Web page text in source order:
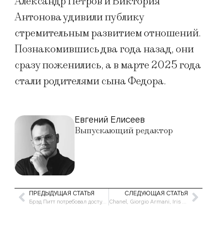
Антонова удивили публику
стремительным развитием отношений.
Познакомившись два года назад, они
сразу поженились, а в марте 2025 года
стали родителями сына Федора.
Евгений Елисеев
Выпускающий редактор
ПРЕДЫДУЩАЯ СТАТЬЯ
Брэд Питт потребовал доступ к личным сообщениям Анджелины Джоли
СЛЕДУЮЩАЯ СТАТЬЯ
Chanel, Giorgio Armani, Iris Van Herpen: главное на Неделе высокой моды в Париже